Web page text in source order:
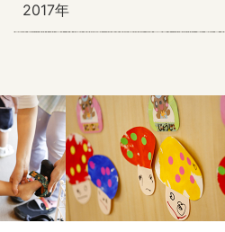
2017年